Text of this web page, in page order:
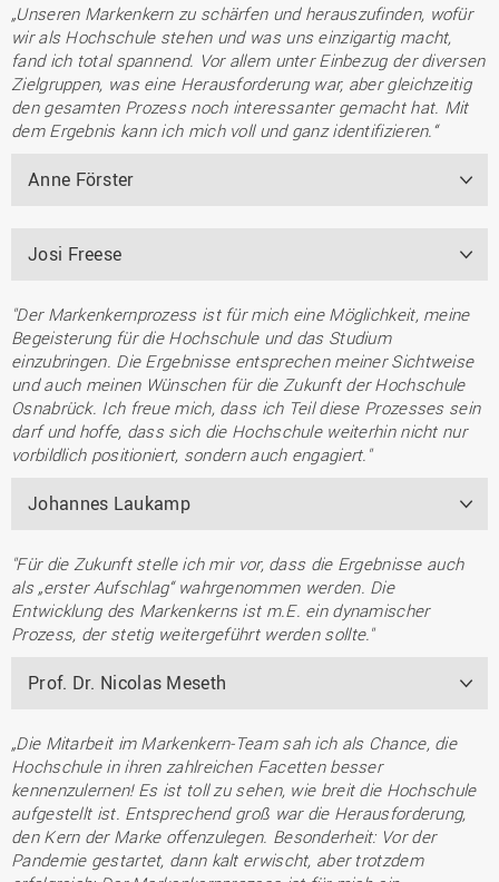
„Unseren Markenkern zu schärfen und herauszufinden, wofür
wir als Hochschule stehen und was uns einzigartig macht,
fand ich total spannend. Vor allem unter Einbezug der diversen
Zielgruppen, was eine Herausforderung war, aber gleichzeitig
den gesamten Prozess noch interessanter gemacht hat. Mit
dem Ergebnis kann ich mich voll und ganz identifizieren.“
Anne Förster
Josi Freese
"Der Markenkernprozess ist für mich eine Möglichkeit, meine
Begeisterung für die Hochschule und das Studium
einzubringen. Die Ergebnisse entsprechen meiner Sichtweise
und auch meinen Wünschen für die Zukunft der Hochschule
Osnabrück. Ich freue mich, dass ich Teil diese Prozesses sein
darf und hoffe, dass sich die Hochschule weiterhin nicht nur
vorbildlich positioniert, sondern auch engagiert."
Johannes Laukamp
"Für die Zukunft stelle ich mir vor, dass die Ergebnisse auch
als „erster Aufschlag“ wahrgenommen werden. Die
Entwicklung des Markenkerns ist m.E. ein dynamischer
Prozess, der stetig weitergeführt werden sollte."
Prof. Dr. Nicolas Meseth
„Die Mitarbeit im Markenkern-Team sah ich als Chance, die
Hochschule in ihren zahlreichen Facetten besser
kennenzulernen! Es ist toll zu sehen, wie breit die Hochschule
aufgestellt ist. Entsprechend groß war die Herausforderung,
den Kern der Marke offenzulegen. Besonderheit: Vor der
Pandemie gestartet, dann kalt erwischt, aber trotzdem